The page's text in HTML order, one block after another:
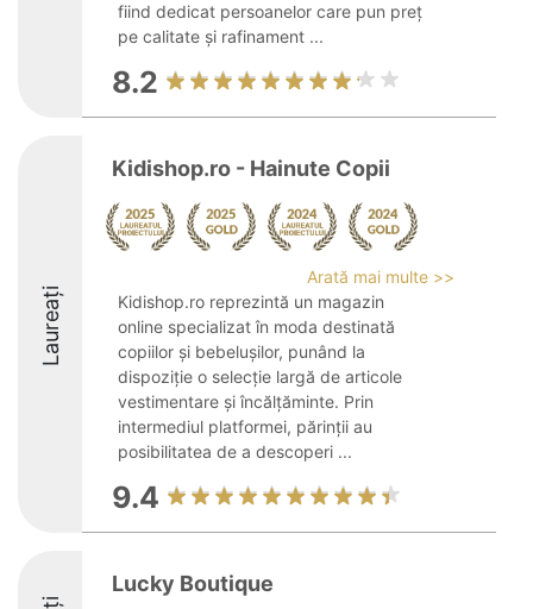
fiind dedicat persoanelor care pun preț
pe calitate și rafinament ...
8.2
Laureați
Kidishop.ro - Hainute Copii
Arată mai multe >>
Kidishop.ro reprezintă un magazin
online specializat în moda destinată
copiilor și bebelușilor, punând la
dispoziție o selecție largă de articole
vestimentare și încălțăminte. Prin
intermediul platformei, părinții au
posibilitatea de a descoperi ...
9.4
Lucky Boutique